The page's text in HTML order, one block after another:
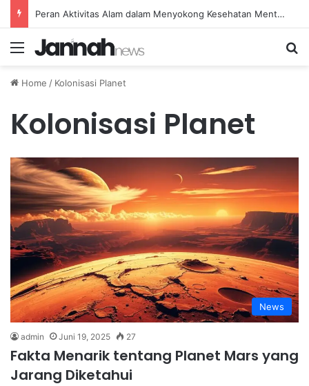
Peran Aktivitas Alam dalam Menyokong Kesehatan Mental dan Menenangkan Pikiran di Masa Sulit
Menu
Home / Kolonisasi Planet
Kolonisasi Planet
News
admin Juni 19, 2025 27
Fakta Menarik tentang Planet Mars yang
Jarang Diketahui